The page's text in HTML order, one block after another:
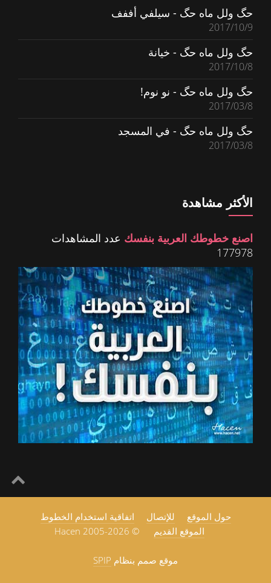
حگ ولل ماه حگ - سيلفي أففف
2017/10/9
حگ ولل ماه حگ - خيانة
2017/10/8
حگ ولل ماه حگ - نو نوم!
2017/03/8
حگ ولل ماه حگ - في المسجد
2017/03/8
الأكثر مشاهدة
اصنع خطوطك العربية بنفسك عدد المشاهدات
177978
حول الموقع للإتصال
اتفاقية استخدام الخطوط
الموقع القديم
© 2005-2026 Hacen
موقع صمم بنظام SPIP